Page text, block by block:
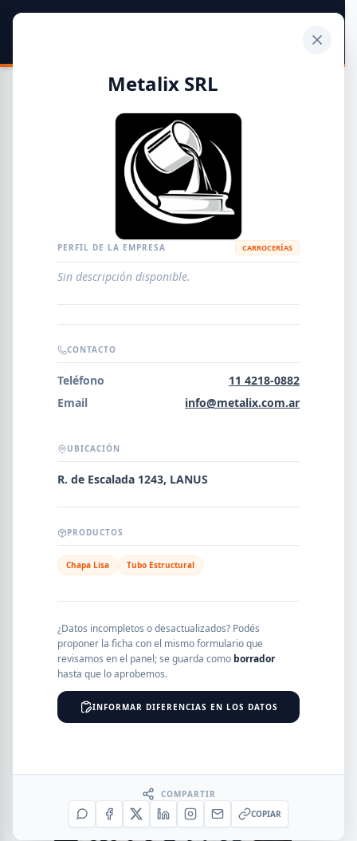
Guía de Empresas Metalúrgicas y Siderúrgicas
METALÚRGICAS
EMPRESAS AGREGAR EMPRESA
Error al cargar empresas.
NOMBRE
SEGMENTO
PROVINCIA
Metalix SRL
PERFIL DE LA EMPRESA CARROCERÍAS
Sin descripción disponible.
CONTACTO
Teléfono
11 4218-0882
Email
info@metalix.com.ar
UBICACIÓN
R. de Escalada 1243, LANUS
PRODUCTOS
Chapa Lisa Tubo Estructural
¿Datos incompletos o desactualizados? Podés
proponer la ficha con el mismo formulario que
revisamos en el panel; se guarda como borrador
hasta que lo aprobemos.
INFORMAR DIFERENCIAS EN LOS DATOS
COMPARTIR
COPIAR